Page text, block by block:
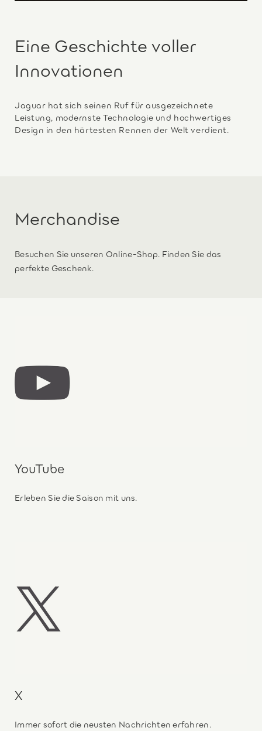
Eine Geschichte voller
Innovationen
Jaguar hat sich seinen Ruf für ausgezeichnete
Leistung, modernste Technologie und hochwertiges
Design in den härtesten Rennen der Welt verdient.
Merchandise
Besuchen Sie unseren Online-Shop. Finden Sie das
perfekte Geschenk.
YouTube
Erleben Sie die Saison mit uns.
X
Immer sofort die neusten Nachrichten erfahren.